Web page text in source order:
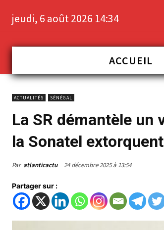
jeudi, 6 août 2026 14:34
ACCUEIL
ACTUALITÉS SÉNÉGAL
La SR démantèle un
la Sonatel
Par atlanticactu 24 décembre 2025 à 13:54
Partager sur :